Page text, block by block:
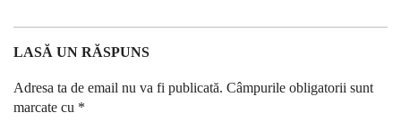
LASĂ UN RĂSPUNS
Adresa ta de email nu va fi publicată. Câmpurile obligatorii sunt
marcate cu *